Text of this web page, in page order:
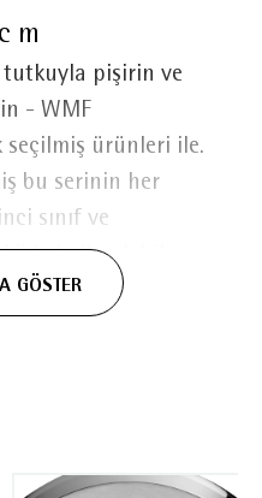
tutkuyla pişirin ve
- WMF
seçilmiş ürünleri ile.
bu serinin her
sınıf ve
kullanılabilen ve
en yüksek
GÖSTER